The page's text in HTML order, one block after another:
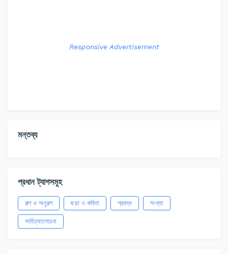
Responsive Advertisement
মন্তব্য
প্রধান ট্যাগসমূহ
গল্প ও অনুগল্প ছড়া ও কবিতা প্রবন্ধ সংখ্যা
সাহিত্যালোচনা